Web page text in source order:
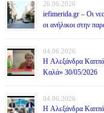
26.06.2026
iefimerida.gr – Οι
οι ανήλικοι στην
04.06.2026
H Αλεξάνδρα
Καλά» 30/05/2026
04.06.2026
H Αλεξάνδρα